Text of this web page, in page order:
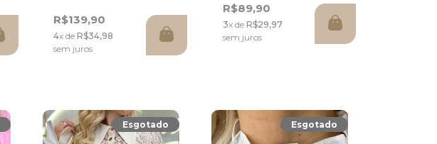
R$139,90
4x de R$34,98
sem juros
R$89,90
3x de R$29,97
sem juros
Esgotado Esgotado